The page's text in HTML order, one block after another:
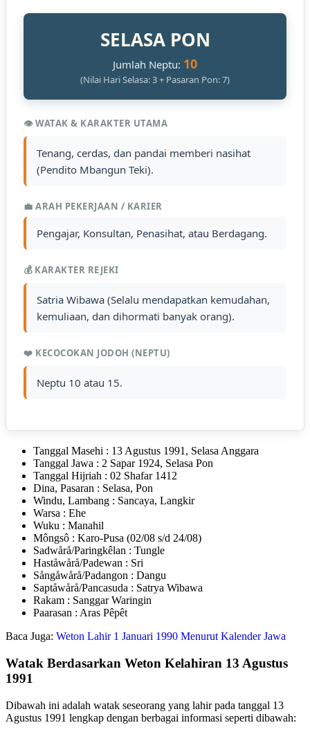
SELASA PON
Jumlah Neptu: 10
(Nilai Hari Selasa: 3 + Pasaran Pon: 7)
👁️ WATAK & KARAKTER UTAMA
Tenang, cerdas, dan pandai memberi nasihat
(Pendito Mbangun Teki).
💼 ARAH PEKERJAAN / KARIER
Pengajar, Konsultan, Penasihat, atau Berdagang.
💰 KARAKTER REJEKI
Satria Wibawa (Selalu mendapatkan kemudahan,
kemuliaan, dan dihormati banyak orang).
❤️ KECOCOKAN JODOH (NEPTU)
Neptu 10 atau 15.
Tanggal Masehi : 13 Agustus 1991, Selasa Anggara
Tanggal Jawa : 2 Sapar 1924, Selasa Pon
Tanggal Hijriah : 02 Shafar 1412
Dina, Pasaran : Selasa, Pon
Windu, Lambang : Sancaya, Langkir
Warsa : Ehe
Wuku : Manahil
Môngsô : Karo-Pusa (02/08 s/d 24/08)
Sadwårå/Paringkêlan : Tungle
Haståwårå/Padewan : Sri
Sångåwårå/Padangon : Dangu
Saptåwårå/Pancasuda : Satrya Wibawa
Rakam : Sanggar Waringin
Paarasan : Aras Pêpêt
Baca Juga: Weton Lahir 1 Januari 1990 Menurut Kalender Jawa
Watak Berdasarkan Weton Kelahiran 13 Agustus
1991
Dibawah ini adalah watak seseorang yang lahir pada tanggal 13
Agustus 1991 lengkap dengan berbagai informasi seperti dibawah: